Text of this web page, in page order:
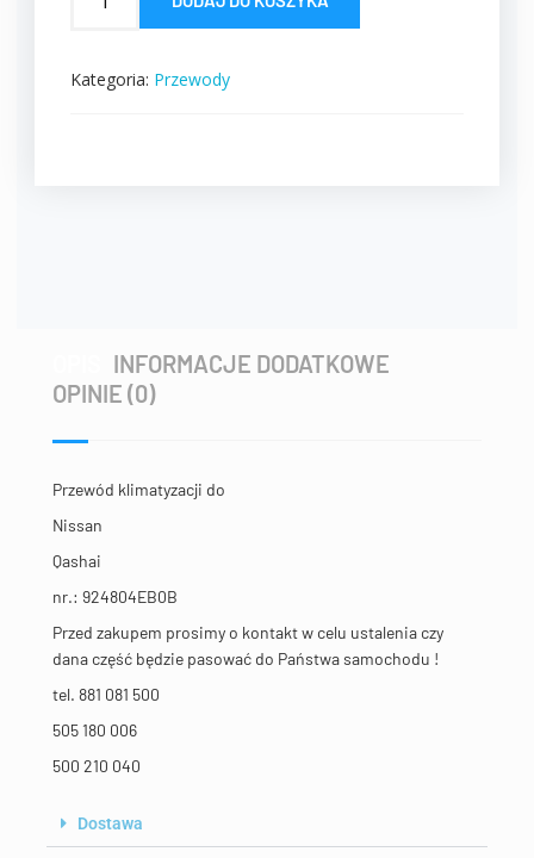
Kategoria: Przewody
INFORMACJE DODATKOWE
OPINIE (0)
Przewód klimatyzacji do
Nissan
Qashai
nr.: 924804EB0B
Przed zakupem prosimy o kontakt w celu ustalenia czy
dana część będzie pasować do Państwa samochodu !
tel. 881 081 500
505 180 006
500 210 040
Dostawa